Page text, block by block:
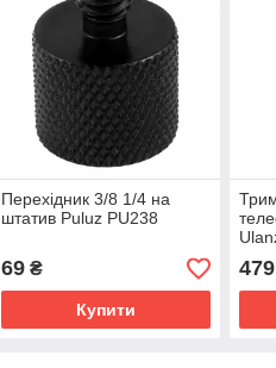
Перехідник 3/8 1/4 на
штатив Puluz PU238
69₴
Купити
479